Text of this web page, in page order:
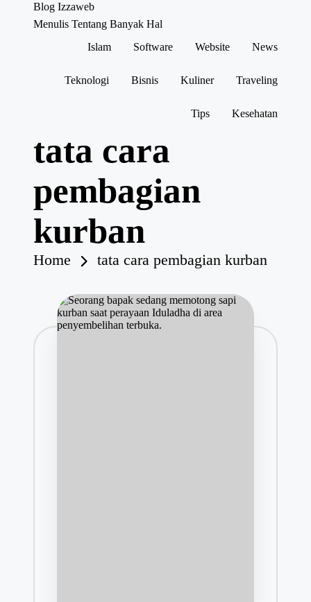
Blog Izzaweb
Menulis Tentang Banyak Hal
Islam
Software Website News
Teknologi Bisnis Kuliner Traveling
Tips Kesehatan
tata cara
pembagian
kurban
Home tata cara pembagian kurban